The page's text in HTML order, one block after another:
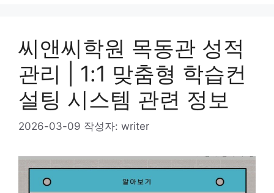
씨앤씨학원 목동관 성적
관리 | 1:1 맞춤형 학습컨
설팅 시스템 관련 정보
2026-03-09 작성자: writer